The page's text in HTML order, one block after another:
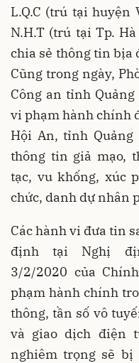
L.Q.C (trú tại huyện
N.H.T (trú tại Tp.
chia sẻ thông tin bịa
Cũng trong ngày,
Công an tỉnh
vi phạm hành chính
Hội An, tỉnh
thông tin giả mạo,
tạc, vu khống, xúc
chức, danh dự nhân
Các hành vi đưa tin
định tại Nghị
3/2/2020 của
phạm hành chính
thông, tần số vô
và giao dịch điện
nghiêm trọng sẽ